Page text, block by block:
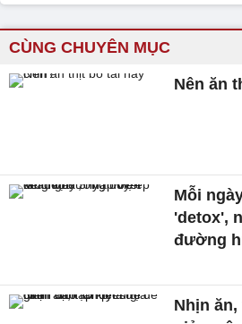
CÙNG CHUYÊN MỤC
Nên ăn
Mỗi
'detox',
đường
Nhịn